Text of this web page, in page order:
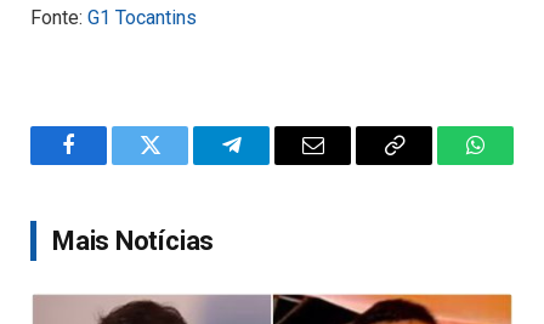
Fonte: G1 Tocantins
FacebookTwitter TelegramEmail
Copy
Mais Notícias